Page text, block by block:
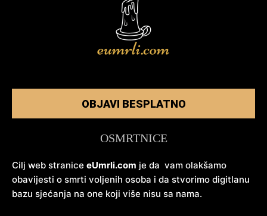
OBJAVI BESPLATNO
OSMRTNICE
Cilj web stranice eUmrli.com je da vam olakšamo
obavijesti o smrti voljenih osoba i da stvorimo digitlanu
bazu sjećanja na one koji više nisu sa nama.